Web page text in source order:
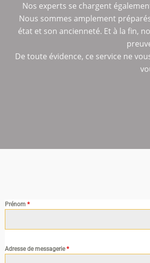
Nos experts se chargent
Nous sommes amplement
état et son ancienneté. Et à la fin,
De toute évidence, ce service ne
Prénom *
Adresse de messagerie*